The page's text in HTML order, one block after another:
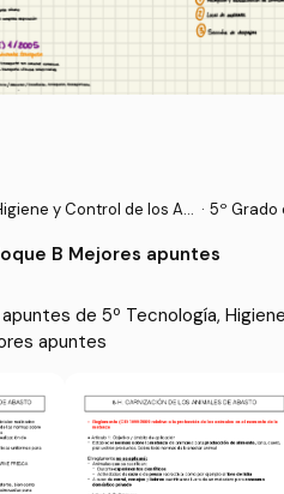
y Control de los Ali
· 5º Grado
B Mejores apuntes
de 5º Tecnología,
apuntes